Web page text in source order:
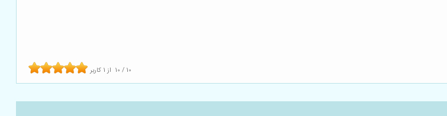
10 / 10 از 1 کاربر